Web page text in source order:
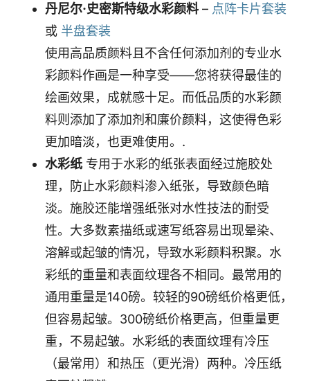
丹尼尔·史密斯特级水彩颜料– 点阵卡片套装
或 半盘套装
使用高品质颜料且不含任何添加剂的专业水
彩颜料作画是一种享受——您将获得最佳的
绘画效果，成就感十足。而低品质的水彩颜
料则添加了添加剂和廉价颜料，这使得色彩
更加暗淡，也更难使用。.
水彩纸 专用于水彩的纸张表面经过施胶处
理，防止水彩颜料渗入纸张，导致颜色暗
淡。施胶还能增强纸张对水性技法的耐受
性。大多数素描纸或速写纸容易出现晕染、
溶解或起皱的情况，导致水彩颜料积聚。水
彩纸的重量和表面纹理各不相同。最常用的
通用重量是140磅。较轻的90磅纸价格更低，
但容易起皱。300磅纸价格更高，但重量更
重，不易起皱。水彩纸的表面纹理有冷压
（最常用）和热压（更光滑）两种。冷压纸